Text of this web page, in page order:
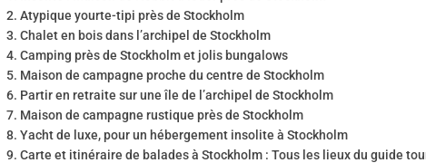
Atypique yourte-tipi près de Stockholm
Chalet en bois dans l’archipel de Stockholm
Camping près de Stockholm et jolis bungalows
Maison de campagne proche du centre de Stockholm
Partir en retraite sur une île de l’archipel de Stockholm
Maison de campagne rustique près de Stockholm
Yacht de luxe, pour un hébergement insolite à Stockholm
Carte et itinéraire de balades à Stockholm : Tous les lieux du guide